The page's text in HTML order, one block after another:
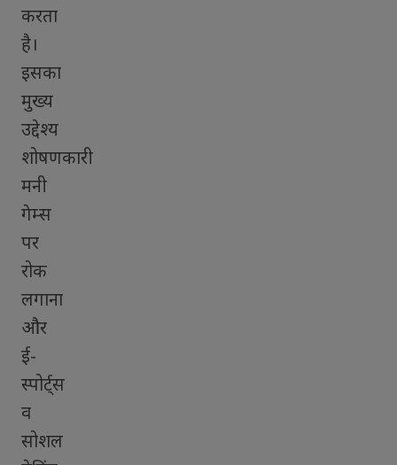
करता
है।
इसका
मुख्य
उद्देश्य
शोषणकारी
मनी
गेम्स
पर
रोक
लगाना
और
ई-
स्पोर्ट्स
व
सोशल